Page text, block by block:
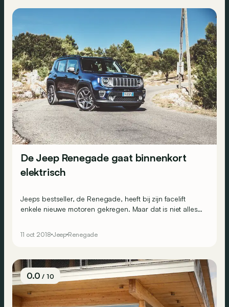
De Jeep Renegade gaat binnenkort
elektrisch
Jeeps bestseller, de Renegade, heeft bij zijn facelift
enkele nieuwe motoren gekregen. Maar dat is niet alles:
11 oct 2018 Jeep Renegade
0.0/ 10